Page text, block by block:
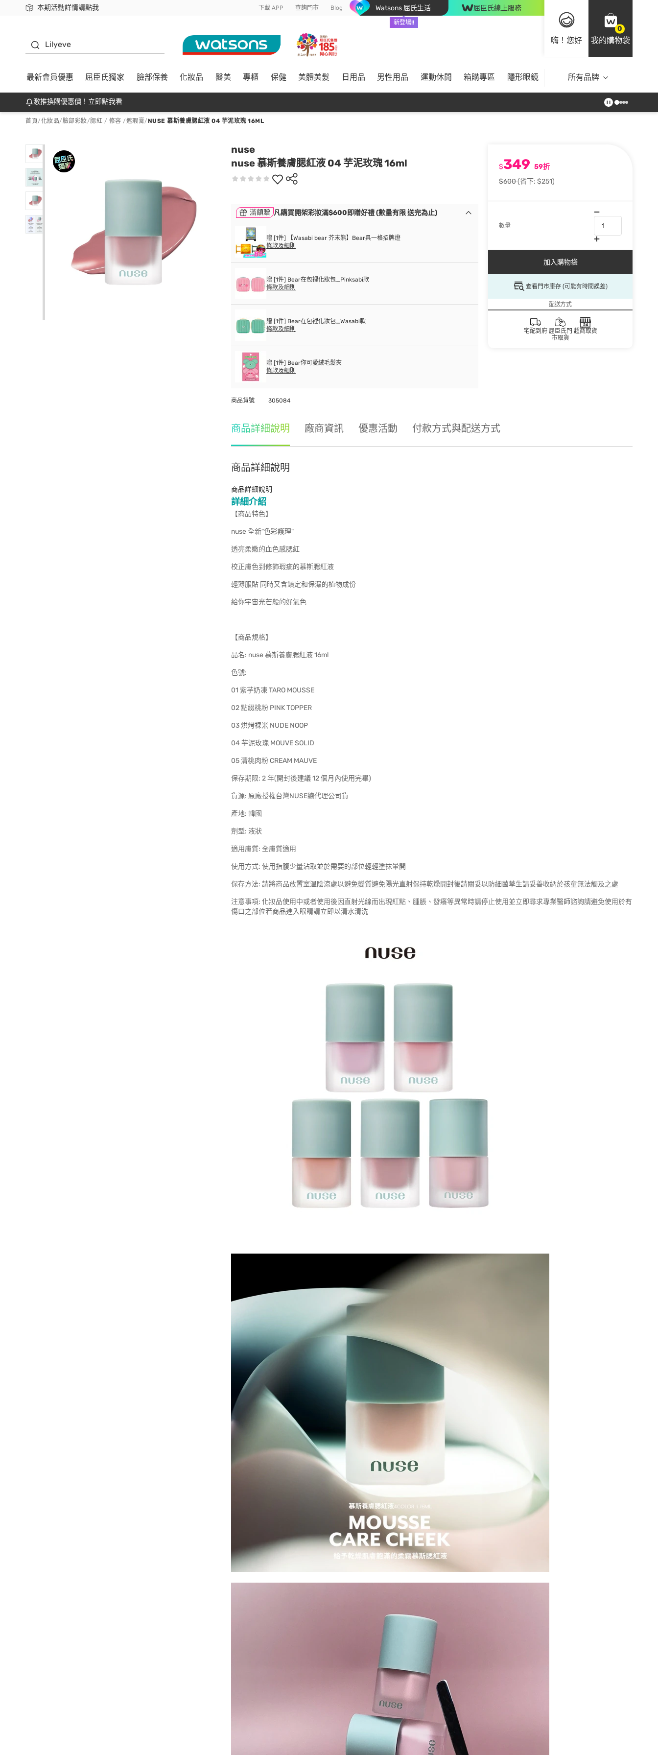
本期活動詳情請點我
下載app最高回饋$350 下載 APP 查詢門市 Blog Watsons 屈氏生活
新登場!!
屈臣氏線上服務
嗨！您好
0
我的購物袋
Lilyeve
最新會員優惠 屈臣氏獨家 臉部保養 化妝品 醫美 專櫃 保健 美體美髮 日用品 男性用品 運動休閒 箱購專區 隱形眼鏡 所有品牌
激推換購優惠價！立即點我看
首頁/化妝品/臉部彩妝/腮紅 / 修容 /遮瑕膏/NUSE 慕斯養膚腮紅液 04 芋泥玫瑰 16ML
nuse
nuse 慕斯養膚腮紅液 04 芋泥玫瑰 16ml
$349 59折
$600(省下: $251)
數量
加入購物袋
查看門市庫存 (可能有時間誤差)
配送方式
宅配到府 屈臣氏門
市取貨
超商取貨
滿額贈 凡購買開架彩妝滿$600即贈好禮 (數量有限 送完為止)
贈 [1件] 【Wasabi bear 芥末熊】Bear具一格招牌燈
條款及細則
贈 [1件] Bear在包裡化妝包_Pinksabi款
條款及細則
贈 [1件] Bear在包裡化妝包_Wasabi款
條款及細則
贈 [1件] Bear你可愛絨毛髮夾
條款及細則
商品貨號 305084
商品詳細說明 廠商資訊 優惠活動 付款方式與配送方式
商品詳細說明
商品詳細說明
詳細介紹
【商品特色】
nuse 全新"色彩護理"
透亮柔嫩的血色感腮紅
校正膚色到修飾瑕疵的慕斯腮紅液
輕薄服貼 同時又含鎮定和保濕的植物成份
給你宇宙光芒般的好氣色
【商品規格】
品名: nuse 慕斯養膚腮紅液 16ml
色號:
01 紫芋奶凍 TARO MOUSSE
02 點綴桃粉 PINK TOPPER
03 烘烤裸米 NUDE NOOP
04 芋泥玫瑰 MOUVE SOLID
05 清桃肉粉 CREAM MAUVE
保存期限: 2 年(開封後建議 12 個月內使用完畢)
貨源: 原廠授權台灣NUSE總代理公司貨
產地: 韓國
劑型: 液狀
適用膚質: 全膚質適用
使用方式: 使用指腹少量沾取並於需要的部位輕輕塗抹暈開
保存方法: 請將商品放置室溫陰涼處以避免變質避免陽光直射保持乾燥開封後請關妥以防細菌孳生請妥善收納於孩童無法觸及之處
注意事項: 化妝品使用中或者使用後因直射光線而出現紅點、腫脹、發癢等異常時請停止使用並立即尋求專業醫師諮詢請避免使用於有
傷口之部位若商品進入眼睛請立即以清水清洗